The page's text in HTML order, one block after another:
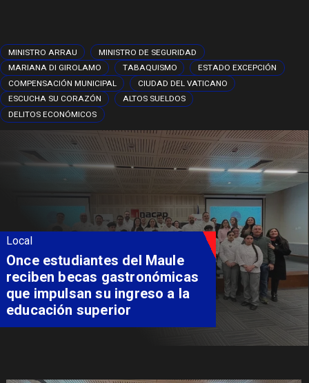
MINISTRO ARRAU
MINISTRO DE SEGURIDAD
MARIANA DI GIROLAMO
TABAQUISMO
ESTADO EXCEPCIÓN
COMPENSACIÓN MUNICIPAL
CIUDAD DEL VATICANO
ESCUCHA SU CORAZÓN
ALTOS SUELDOS
DELITOS ECONÓMICOS
Local
Once estudiantes del Maule
reciben becas gastronómicas
que impulsan su ingreso a la
educación superior